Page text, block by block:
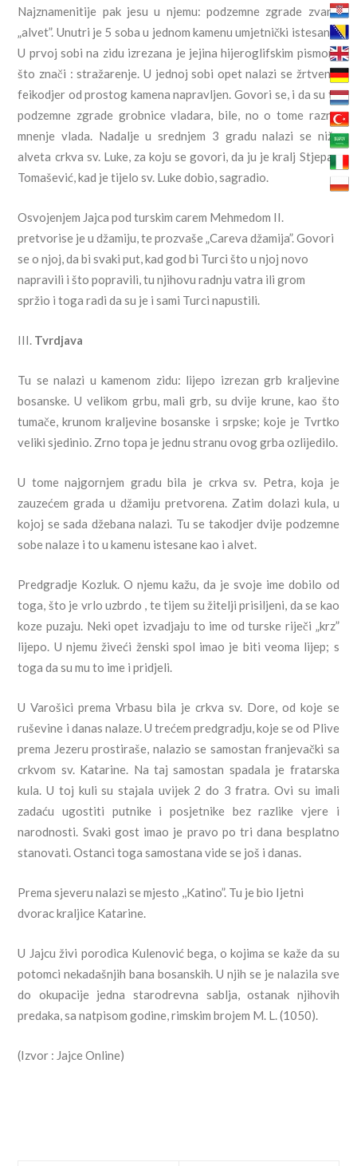
Najznamenitije pak jesu u njemu: podzemne zgrade zvane
„alvet”. Unutri je 5 soba u jednom kamenu umjetnički istesano.
U prvoj sobi na zidu izrezana je jejina hijeroglifskim pismom,
što znači : stražarenje. U jednoj sobi opet nalazi se žrtvenik
feikodjer od prostog kamena napravljen. Govori se, i da su te
podzemne zgrade grobnice vladara, bile, no o tome razno
mnenje vlada. Nadalje u srednjem 3 gradu nalazi se niže
alveta crkva sv. Luke, za koju se govori, da ju je kralj Stjepan
Tomašević, kad je tijelo sv. Luke dobio, sagradio.
Osvojenjem Jajca pod turskim carem Mehmedom II.
pretvorise je u džamiju, te prozvaše „Careva džamija”. Govori
se o njoj, da bi svaki put, kad god bi Turci što u njoj novo
napravili i što popravili, tu njihovu radnju vatra ili grom
spržio i toga radi da su je i sami Turci napustili.
III. Tvrdjava
Tu se nalazi u kamenom zidu: lijepo izrezan grb kraljevine
bosanske. U velikom grbu, mali grb, su dvije krune, kao što
tumače, krunom kraljevine bosanske i srpske; koje je Tvrtko
veliki sjedinio. Zrno topa je jednu stranu ovog grba ozlijedilo.
U tome najgornjem gradu bila je crkva sv. Petra, koja je
zauzećem grada u džamiju pretvorena. Zatim dolazi kula, u
kojoj se sada džebana nalazi. Tu se takodjer dvije podzemne
sobe nalaze i to u kamenu istesane kao i alvet.
Predgradje Kozluk. O njemu kažu, da je svoje ime dobilo od
toga, što je vrlo uzbrdo , te tijem su žitelji prisiljeni, da se kao
koze puzaju. Neki opet izvadjaju to ime od turske riječi „krz”
lijepo. U njemu živeći ženski spol imao je biti veoma lijep; s
toga da su mu to ime i pridjeli.
U Varošici prema Vrbasu bila je crkva sv. Dore, od koje se
ruševine i danas nalaze. U trećem predgradju, koje se od Plive
prema Jezeru prostiraše, nalazio se samostan franjevački sa
crkvom sv. Katarine. Na taj samostan spadala je fratarska
kula. U toj kuli su stajala uvijek 2 do 3 fratra. Ovi su imali
zadaću ugostiti putnike i posjetnike bez razlike vjere i
narodnosti. Svaki gost imao je pravo po tri dana besplatno
stanovati. Ostanci toga samostana vide se još i danas.
Prema sjeveru nalazi se mjesto ,,Katino”. Tu je bio Ijetni
dvorac kraljice Katarine.
U Jajcu živi porodica Kulenović bega, o kojima se kaže da su
potomci nekadašnjih bana bosanskih. U njih se je nalazila sve
do okupacije jedna starodrevna sablja, ostanak njihovih
predaka, sa natpisom godine, rimskim brojem M. L. (1050).
(Izvor : Jajce Online)